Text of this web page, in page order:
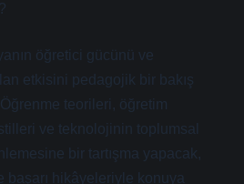
öğretici gücünü ve
etkisini pedagojik bir bakış
Öğrenme teorileri, öğretim
ve teknolojinin toplumsal
bir tartışma yapacak,
başarı hikâyeleriyle konuya